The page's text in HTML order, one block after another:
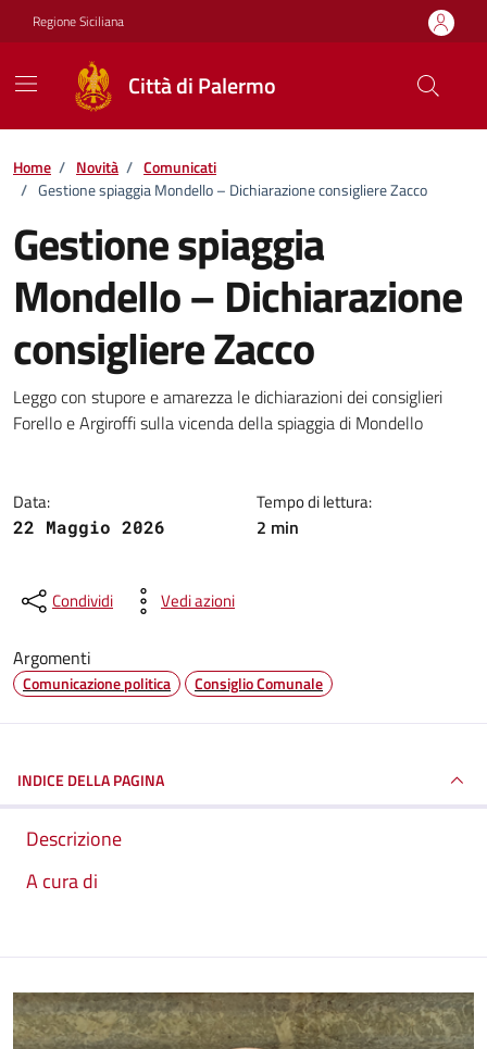
Vai ai contenuti
Vai al footer
Regione Siciliana
Città di Palermo
Home / Novità / Comunicati
/ Gestione spiaggia Mondello – Dichiarazione consigliere Zacco
Gestione spiaggia
Mondello – Dichiarazione
consigliere Zacco
Dettagli della notizia
Leggo con stupore e amarezza le dichiarazioni dei consiglieri
Forello e Argiroffi sulla vicenda della spiaggia di Mondello
Data:
22 Maggio 2026
Tempo di lettura:
2 min
Condividi Vedi azioni
Argomenti
Comunicazione politica Consiglio Comunale
INDICE DELLA PAGINA
Descrizione
A cura di